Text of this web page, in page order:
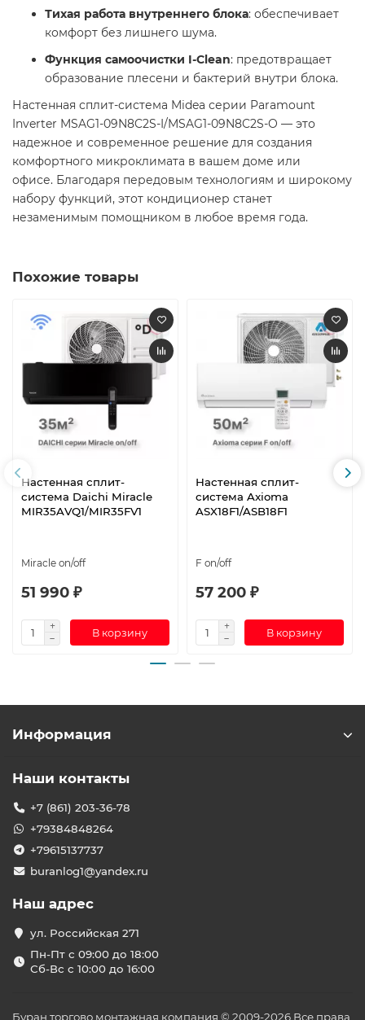
Тихая работа внутреннего блока: обеспечивает
комфорт без лишнего шума.​
Функция самоочистки I-Clean: предотвращает
образование плесени и бактерий внутри блока. ​
Настенная сплит-система Midea серии Paramount
Inverter MSAG1-09N8C2S-I/MSAG1-09N8C2S-O — это
надежное и современное решение для создания
комфортного микроклимата в вашем доме или
офисе. Благодаря передовым технологиям и широкому
набору функций, этот кондиционер станет
незаменимым помощником в любое время года.​
Похожие товары
Настенная сплит-
система Daichi Miracle
MIR35AVQ1/MIR35FV1
Miracle on/off
51 990 ₽
В корзину
Настенная сплит-
система Axioma
ASX18F1/ASB18F1
F on/off
57 200 ₽
В корзину
Информация
Наши контакты
+7 (861) 203-36-78
+79384848264
+79615137737
buranlog1@yandex.ru
Наш адрес
ул. Российская 271
Пн-Пт с 09:00 до 18:00
Сб-Вс с 10:00 до 16:00
Буран торгово монтажная компания © 2009-2026 Все права